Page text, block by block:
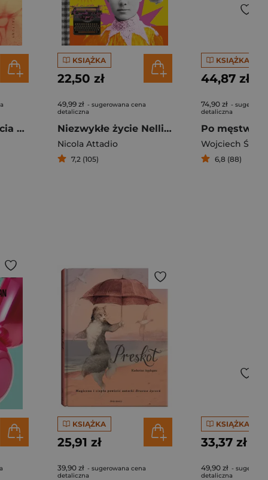
Pomniejsze uczucia O doświadczeniu azjoamerykańskości
KSIĄŻKA
22,50 zł
49,99 zł - sugerowana cena
detaliczna
Niezwykłe życie Nellie Bly. Dziennikarka, która wyprzedziła epokę
Nicola Attadio
7,2 (105)
KSIĄŻKA
44,87 zł
74,90 zł -
detaliczna
Po męstwie
Wojciech
6,8 (88)
KSIĄŻKA
25,91 zł
39,90 zł - sugerowana cena
detaliczna
KSIĄŻKA
33,37 zł
49,90 zł -
detaliczna